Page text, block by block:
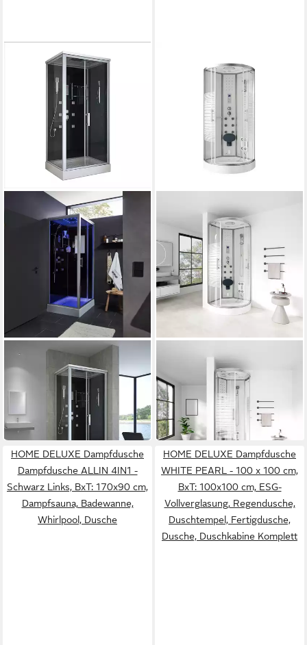
HOME DELUXE
Eckdusche Duschkabine
WAVE - L 100 x 80 cm
849,00 € UVP 1.149,00 €
-26%
in 6-7 Werktagen bei dir
Dampfdusche WHITE PEARL
- 90 x 90 cm
1.149,00 € UVP 1.249,00 €
-8%
in 6-7 Werktagen bei dir
HOME DELUXE Dampfdusche
Dampfdusche ALLIN 4IN1 -
Schwarz Links, BxT: 170x90 cm,
Dampfsauna, Badewanne,
Whirlpool, Dusche
HOME DELUXE Dampfdusche
WHITE PEARL - 100 x 100 cm,
BxT: 100x100 cm, ESG-
Vollverglasung, Regendusche,
Duschtempel, Fertigdusche,
Dusche, Duschkabine Komplett